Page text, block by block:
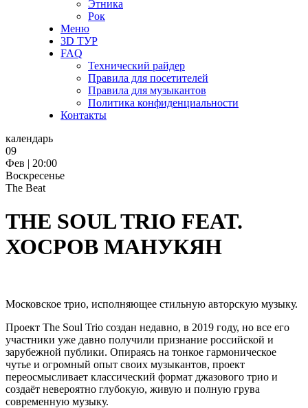
Этника
Рок
Меню
3D ТУР
FAQ
Технический райдер
Правила для посетителей
Правила для музыкантов
Политика конфиденциальности
Контакты
календарь
09
Фев | 20:00
Воскресенье
The Beat
THE SOUL TRIO FEAT.
ХОСРОВ МАНУКЯН
Московское трио, исполняющее стильную авторскую музыку.
Проект The Soul Trio создан недавно, в 2019 году, но все его
участники уже давно получили признание российской и
зарубежной публики. Опираясь на тонкое гармоническое
чутье и огромный опыт своих музыкантов, проект
переосмысливает классический формат джазового трио и
создаёт невероятно глубокую, живую и полную грува
современную музыку.